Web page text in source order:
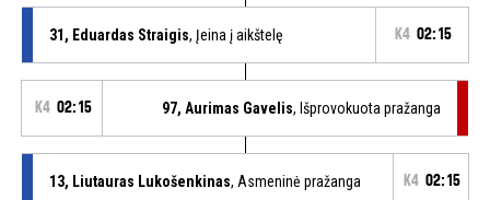
31, Eduardas Straigis, Įeina į aikštelę K4 02:15
K4 02:15 97, Aurimas Gavelis, Išprovokuota pražanga
13, Liutauras Lukošenkinas, Asmeninė pražanga K4 02:15